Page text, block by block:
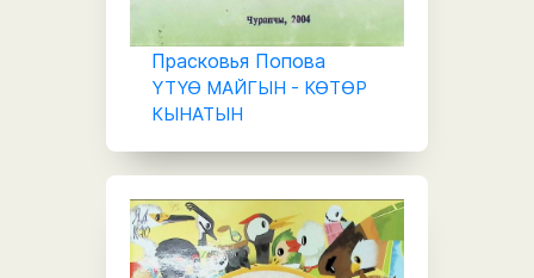
Прасковья Попова
ҮТҮӨ МАЙГЫН - КӨТӨР
КЫНАТЫН